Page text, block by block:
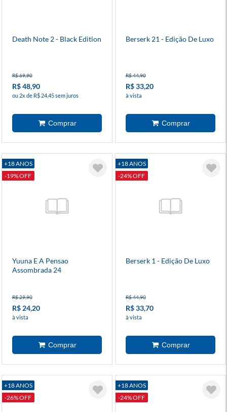
Death Note 2 - Black Edition
R$ 69,90
R$ 48,90
ou 2x de R$ 24,45 sem juros
Berserk 21 - Edição De Luxo
R$ 44,90
R$ 33,20
à vista
+18 ANOS
-19% OFF
Yuuna E A Pensao
Assombrada 24
R$ 29,90
R$ 24,20
à vista
+18 ANOS
-24% OFF
Berserk 1 - Edição De Luxo
R$ 44,90
R$ 33,70
à vista
+18 ANOS
-26% OFF
+18 ANOS
-24% OFF